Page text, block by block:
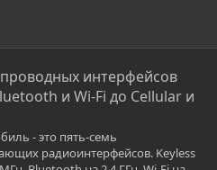
интерфейсов
и Wi-Fi до Cellular и
- это пять-семь
радиоинтерфейсов. Keyless